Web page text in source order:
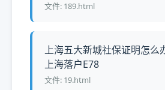
文件: 189.html
上海五大新城社保证明怎么
上海落户E78
文件: 19.html